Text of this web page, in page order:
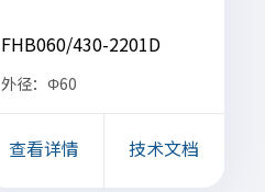
FHB060/430-2201D
外径：Φ60
查看详情 技术文档